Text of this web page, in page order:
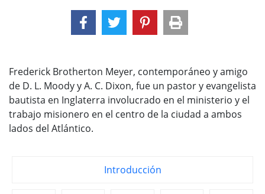
Frederick Brotherton Meyer, contemporáneo y amigo
de D. L. Moody y A. C. Dixon, fue un pastor y evangelista
bautista en Inglaterra involucrado en el ministerio y el
trabajo misionero en el centro de la ciudad a ambos
lados del Atlántico.
Introducción